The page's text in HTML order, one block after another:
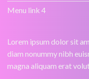
Menu link 4
Lorem ipsum dolor sit
diam nonummy nibh
magna aliquam erat